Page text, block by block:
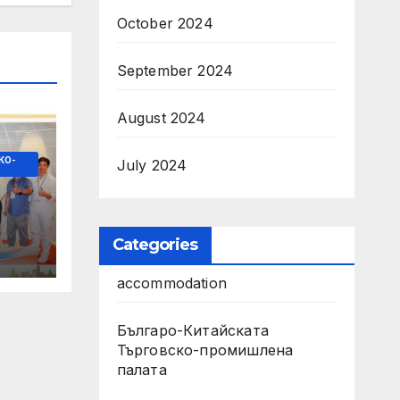
October 2024
September 2024
August 2024
July 2024
Categories
accommodation
Българо-Китайската
Търговско-промишлена
палата